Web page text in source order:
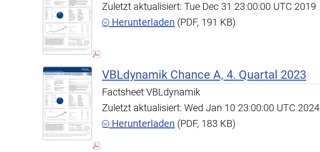
Zuletzt aktualisiert: Tue Dec 31 23:00:00 UTC 2019
Herunterladen (PDF, 191 KB)
VBLdynamik Chance A, 4. Quartal 2023
Factsheet VBLdynamik
Zuletzt aktualisiert: Wed Jan 10 23:00:00 UTC 2024
Herunterladen (PDF, 183 KB)